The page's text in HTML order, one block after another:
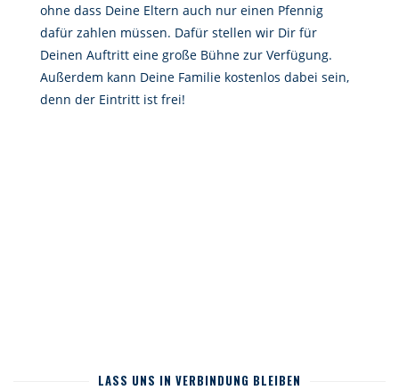
ohne dass Deine Eltern auch nur einen Pfennig
dafür zahlen müssen. Dafür stellen wir Dir für
Deinen Auftritt eine große Bühne zur Verfügung.
Außerdem kann Deine Familie kostenlos dabei sein,
denn der Eintritt ist frei!
LASS UNS IN VERBINDUNG BLEIBEN